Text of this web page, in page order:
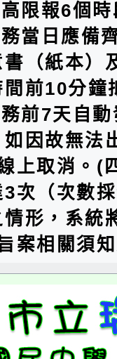
限報6個
當日應備
（紙本）
前10分鐘
前7天自
如因故無法
上取消。(
3次（次數
形，系統
案相關須